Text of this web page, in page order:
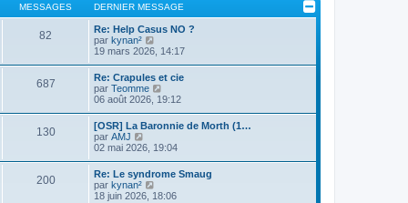
MESSAGES DERNIER MESSAGE
82
Re: Help Casus NO ?
par kynan²
u
l
t
e
r
e
d
e
r
n
19 mars 2026, 14:17
687
Re: Crapules et cie
par Teomme
o
u
l
t
e
r
e
06 août 2026, 19:12
130
[OSR] La Baronnie de Morth (1…
par AMJ
o
s
u
l
t
02 mai 2026, 19:04
200
Re: Le syndrome Smaug
par kynan²
o
18 juin 2026, 18:06